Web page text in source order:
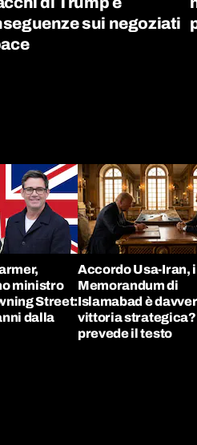
sui negoziati
ministro
Street:
dalla
Accordo Usa-Iran,
Memorandum di
Islamabad è
vittoria strategica?
prevede il testo